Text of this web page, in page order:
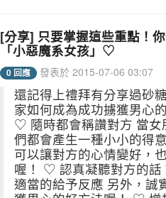
[分享] 只要掌握這些重點！
「小惡魔系女孩」♡
0 回應 發表於 2015-07-06 03:07
還記得上禮拜有分享過砂
家如何成為成功擄獲男
♡ 隨時都會稱讚對方 當女
們都會產生一種小小的得
可以讓對方的心情變好，
喔！ ♡ 認真凝聽對方的話
適當的給予反應 另外，誠